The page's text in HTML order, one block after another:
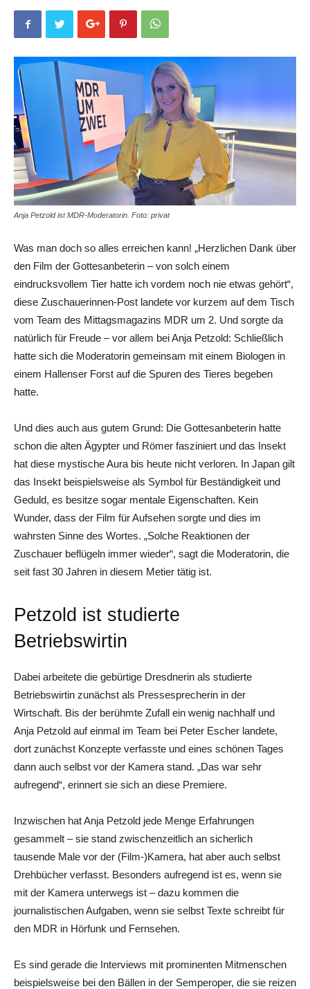
Anja Petzold ist MDR-Moderatorin. Foto: privat
Was man doch so alles erreichen kann! „Herzlichen Dank über
den Film der Gottesanbeterin – von solch einem
eindrucksvollem Tier hatte ich vordem noch nie etwas gehört“,
diese Zuschauerinnen-Post landete vor kurzem auf dem Tisch
vom Team des Mittagsmagazins MDR um 2. Und sorgte da
natürlich für Freude – vor allem bei Anja Petzold: Schließlich
hatte sich die Moderatorin gemeinsam mit einem Biologen in
einem Hallenser Forst auf die Spuren des Tieres begeben
hatte.
Und dies auch aus gutem Grund: Die Gottesanbeterin hatte
schon die alten Ägypter und Römer fasziniert und das Insekt
hat diese mystische Aura bis heute nicht verloren. In Japan gilt
das Insekt beispielsweise als Symbol für Beständigkeit und
Geduld, es besitze sogar mentale Eigenschaften. Kein
Wunder, dass der Film für Aufsehen sorgte und dies im
wahrsten Sinne des Wortes. „Solche Reaktionen der
Zuschauer beflügeln immer wieder“, sagt die Moderatorin, die
seit fast 30 Jahren in diesem Metier tätig ist.
Petzold ist studierte
Betriebswirtin
Dabei arbeitete die gebürtige Dresdnerin als studierte
Betriebswirtin zunächst als Pressesprecherin in der
Wirtschaft. Bis der berühmte Zufall ein wenig nachhalf und
Anja Petzold auf einmal im Team bei Peter Escher landete,
dort zunächst Konzepte verfasste und eines schönen Tages
dann auch selbst vor der Kamera stand. „Das war sehr
aufregend“, erinnert sie sich an diese Premiere.
Inzwischen hat Anja Petzold jede Menge Erfahrungen
gesammelt – sie stand zwischenzeitlich an sicherlich
tausende Male vor der (Film-)Kamera, hat aber auch selbst
Drehbücher verfasst. Besonders aufregend ist es, wenn sie
mit der Kamera unterwegs ist – dazu kommen die
journalistischen Aufgaben, wenn sie selbst Texte schreibt für
den MDR in Hörfunk und Fernsehen.
Es sind gerade die Interviews mit prominenten Mitmenschen
beispielsweise bei den Bällen in der Semperoper, die sie reizen